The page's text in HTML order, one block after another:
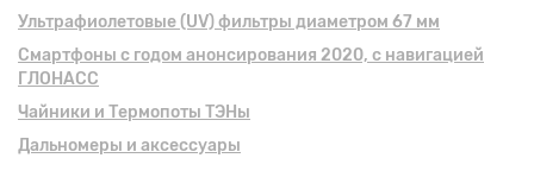
Ультрафиолетовые (UV) фильтры диаметром 67 мм
Смартфоны с годом анонсирования 2020, с навигацией
ГЛОНАСС
Чайники и Термопоты ТЭНы
Дальномеры и аксессуары